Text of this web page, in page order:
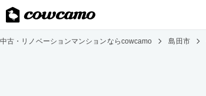
中古・リノベーションマンションならcowcamo 島田市